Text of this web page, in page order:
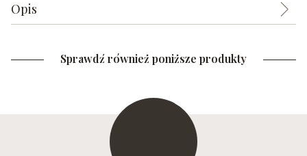
Opis
Sprawdź również poniższe produkty